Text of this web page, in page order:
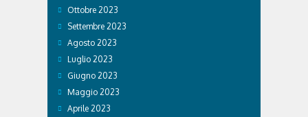
Ottobre 2023
Settembre 2023
Agosto 2023
Luglio 2023
Giugno 2023
Maggio 2023
Aprile 2023